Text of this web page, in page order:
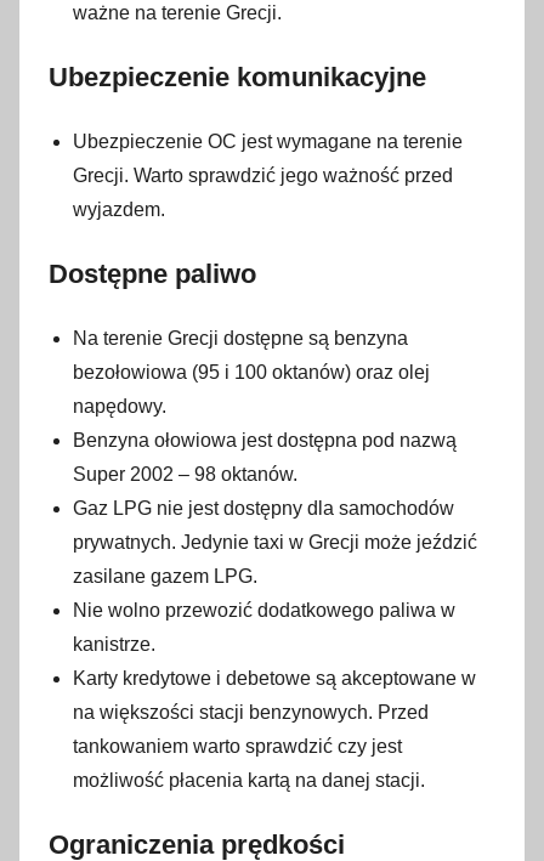
t
c
a
ważne na terenie Grecji.
Ubezpieczenie komunikacyjne
Ubezpieczenie OC jest wymagane na terenie
Grecji. Warto sprawdzić jego ważność przed
wyjazdem.
Dostępne paliwo
Na terenie Grecji dostępne są benzyna
bezołowiowa (95 i 100 oktanów) oraz olej
napędowy.
Benzyna ołowiowa jest dostępna pod nazwą
Super 2002 – 98 oktanów.
Gaz LPG nie jest dostępny dla samochodów
prywatnych. Jedynie taxi w Grecji może jeździć
zasilane gazem LPG.
Nie wolno przewozić dodatkowego paliwa w
kanistrze.
Karty kredytowe i debetowe są akceptowane w
na większości stacji benzynowych. Przed
tankowaniem warto sprawdzić czy jest
możliwość płacenia kartą na danej stacji.
Ograniczenia prędkości